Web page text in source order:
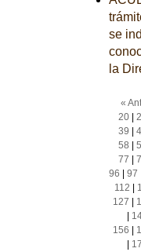
se
la
«
20|
39
58
77
96
97
112
127
156